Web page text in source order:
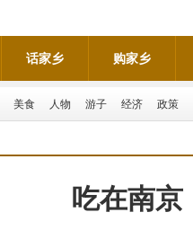
话家乡 购家乡
美食 人物 游子 经济 政策
吃在南京